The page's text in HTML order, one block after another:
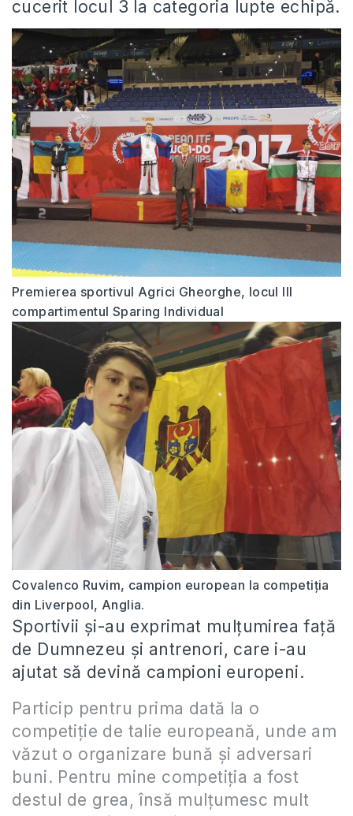
cucerit locul 3 la categoria lupte echipă.
Premierea sportivul Agrici Gheorghe, locul III
compartimentul Sparing Individual
Covalenco Ruvim, campion european la competiția
din Liverpool, Anglia.
Sportivii și-au exprimat mulțumirea față
de Dumnezeu și antrenori, care i-au
ajutat să devină campioni europeni.
Particip pentru prima dată la o
competiție de talie europeană, unde am
văzut o organizare bună și adversari
buni. Pentru mine competiția a fost
destul de grea, însă mulțumesc mult